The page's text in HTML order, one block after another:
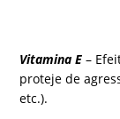
Vitamina E –
proteje de
etc.).